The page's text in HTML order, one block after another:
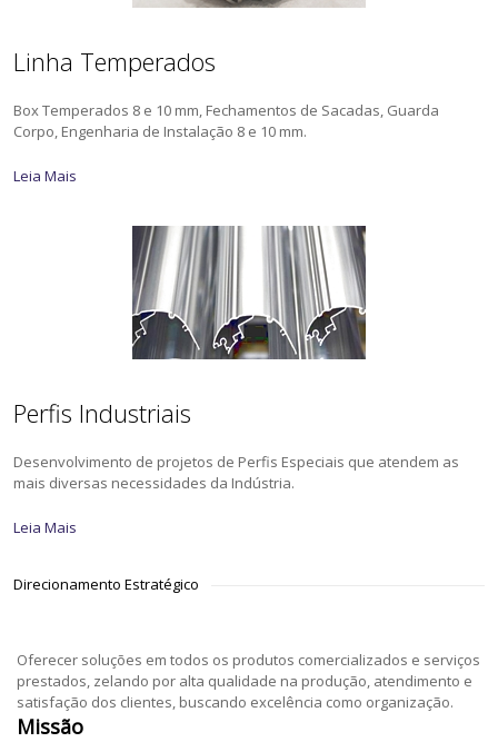
Linha Temperados
Box Temperados 8 e 10 mm, Fechamentos de Sacadas, Guarda
Corpo, Engenharia de Instalação 8 e 10 mm.
Leia Mais
Perfis Industriais
Desenvolvimento de projetos de Perfis Especiais que atendem as
mais diversas necessidades da Indústria.
Leia Mais
Direcionamento Estratégico
Oferecer soluções em todos os produtos comercializados e serviços
prestados, zelando por alta qualidade na produção, atendimento e
satisfação dos clientes, buscando excelência como organização.
Missão